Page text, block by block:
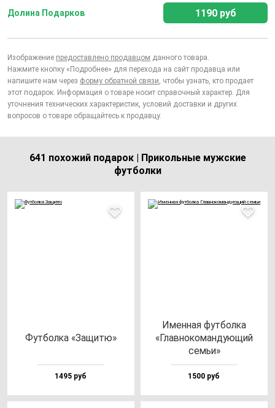
Долина Подарков 1190 руб
Изображение предоставлено продавцом данного товара.
Нажмите кнопку «Подробнее» для перехода на сайт продавца или
напишите нам через форму обратной связи, чтобы узнать, кто продает
этот подарок. Информация о товаре носит справочный характер. Для
уточнения технических характеристик, условий доставки и других
вопросов о товаре обращайтесь к продавцу.
641 похожий подарок | Прикольные мужские
футболки
Фут­бол­ка «Защи­тю»
1495 руб
Имен­ная фут­бол­ка
«Глав­но­ко­ман­ду­ющий
семьи»
1500 руб